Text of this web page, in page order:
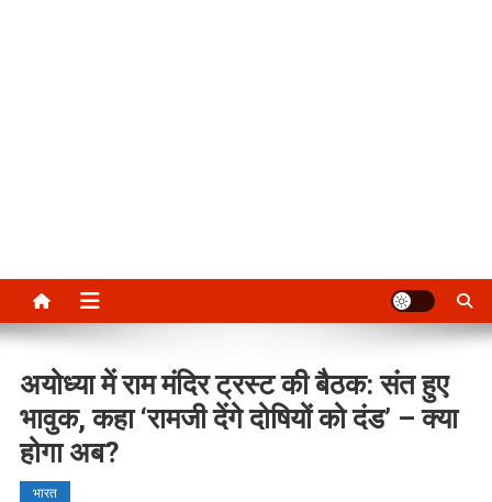
अयोध्या में राम मंदिर ट्रस्ट की बैठक: संत हुए
भावुक, कहा ‘रामजी देंगे दोषियों को दंड’ – क्या
होगा अब?
भारत